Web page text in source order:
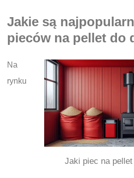
Jakie są
pieców na pellet do
Jaki piec na
Na
rynku